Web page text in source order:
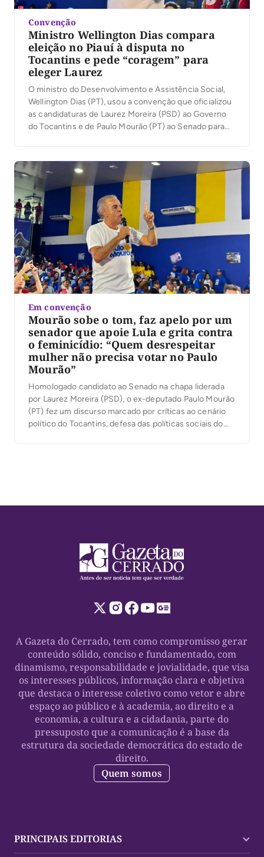
Convenção
Ministro Wellington Dias compara
eleição no Piauí à disputa no
Tocantins e pede “coragem” para
eleger Laurez
O ministro do Desenvolvimento e Assistência Social,
Wellington Dias (PT), usou a convenção que oficializou
as candidaturas de Laurez Moreira (PSD) ao Governo
do Tocantins e de Paulo Mourão (PT) ao Senado para
4, em Palmas, ele afirmou que […]
Em convenção
Mourão sobe o tom, faz apelo por um
senador que apoie Lula e grita contra
o feminicídio: “Quem desrespeitar
mulher não precisa votar no Paulo
Mourão”
Homologado candidato ao Senado na chapa liderada
por Laurez Moreira (PSD), o ex-deputado Paulo Mourão
(PT) fez um discurso marcado por críticas ao cenário
político do Tocantins, defesa das políticas sociais do
A Gazeta do Cerrado, tem como compromisso gerar
conteúdo sólido, conciso e fundamentado, com
dinamismo, responsabilidade e jovialidade, que visa
os interesses públicos, informação clara e objetiva
que destaca o interesse coletivo como vetor e abre
espaço ao público e à academia, ao direito e a
economia, a cultura e a cidadania, parte do
pressuposto que a comunicação é a base da
estrutura da sociedade democrática do estado de
direito.
Quem somos
PRINCIPAIS EDITORIAS